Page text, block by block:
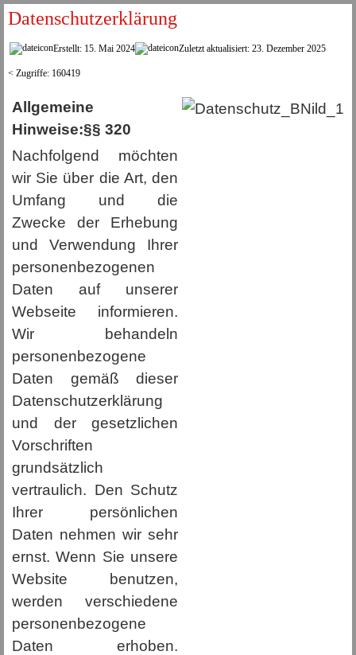
Datenschutzerklärung
Erstellt: 15. Mai 2024 Zuletzt aktualisiert: 23. Dezember 2025
Zugriffe: 160419
Allgemeine
Hinweise:§§ 320
Nachfolgend möchten
wir Sie über die Art, den
Umfang und die
Zwecke der Erhebung
und Verwendung Ihrer
personenbezogenen
Daten auf unserer
Webseite informieren.
Wir behandeln
personenbezogene
Daten gemäß dieser
Datenschutzerklärung
und der gesetzlichen
Vorschriften
grundsätzlich
vertraulich. Den Schutz
Ihrer persönlichen
Daten nehmen wir sehr
ernst. Wenn Sie unsere
Website benutzen,
werden verschiedene
personenbezogene
Daten erhoben.